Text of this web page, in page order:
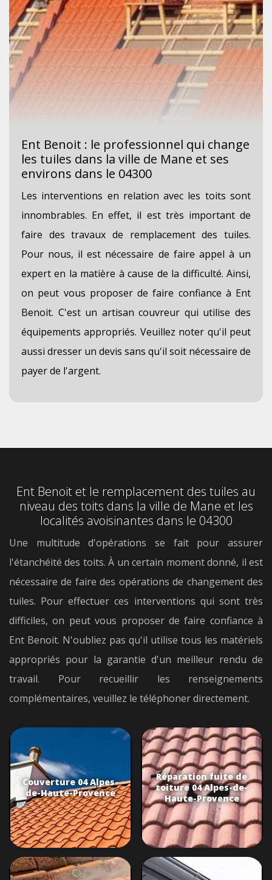
Ent Benoit : le professionnel qui change
les tuiles dans la ville de Mane et ses
environs dans le 04300
Les interventions en relation avec les toits sont
innombrables. En effet, il est très important de
faire des travaux de remplacement des tuiles.
Pour nous, il est nécessaire de faire appel à un
expert en la matière à cause de la difficulté. Ainsi,
on peut vous proposer de faire confiance à Ent
Benoit. C'est un artisan couvreur qui utilise des
équipements appropriés. Veuillez noter qu'il peut
aussi dresser un devis sans qu'il soit nécessaire de
payer de l'argent.
Ent Benoit et le remplacement des tuiles au
niveau des toits dans la ville de Mane et les
localités avoisinantes dans le 04300
Une multitude d'opérations se fait pour assurer
l'étanchéité des toits. À un certain moment donné, il est
nécessaire de faire des opérations de changement des
tuiles. Pour effectuer ces interventions qui sont très
difficiles, on peut vous proposer de faire confiance à
Ent Benoit. N'oubliez pas qu'il utilise tous les matériels
appropriés pour la garantie d'un meilleur rendu de
travail. Pour recueillir les renseignements
complémentaires, veuillez le téléphoner directement.
Couverture 04 Alpes-
de-Haute-Provence
Réparation fuite de
toiture 04 Alpes-de-
Haute-Provence